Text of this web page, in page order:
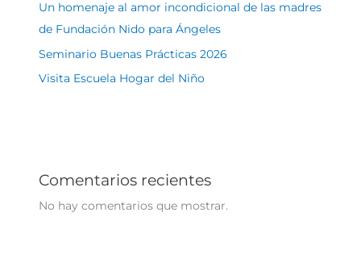
Un homenaje al amor incondicional de las madres
de Fundación Nido para Ángeles
Seminario Buenas Prácticas 2026
Visita Escuela Hogar del Niño
Comentarios recientes
No hay comentarios que mostrar.